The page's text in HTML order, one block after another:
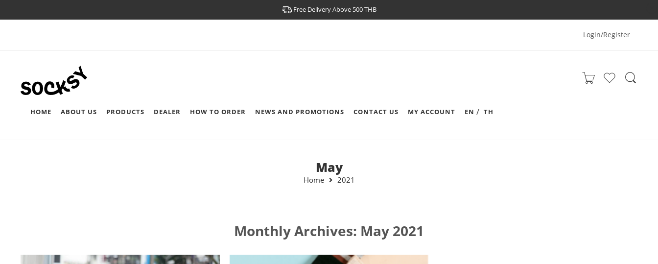
Free Delivery Above 500 THB
Login/Register
HOME ABOUT US PRODUCTS DEALER HOW TO ORDER NEWS AND PROMOTIONS CONTACT US MY ACCOUNT EN TH
May
Home 2021
Monthly Archives: May 2021